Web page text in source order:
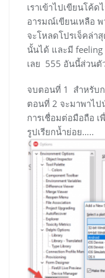
เราเข้าไปเขียนโค้
อารมณ์เขียนเหลือ พ
จะโหลดโปรเจ็คล่า
นั้นได้ และมี
เลย 555 อันนี้ส่วนตั
จบตอนที่ 1 สำหรับ
ตอนที่ 2 จะมาพาไป
การเชื่อมต่อมือถือ เ
รูปเรียกน้ำย่อย…..